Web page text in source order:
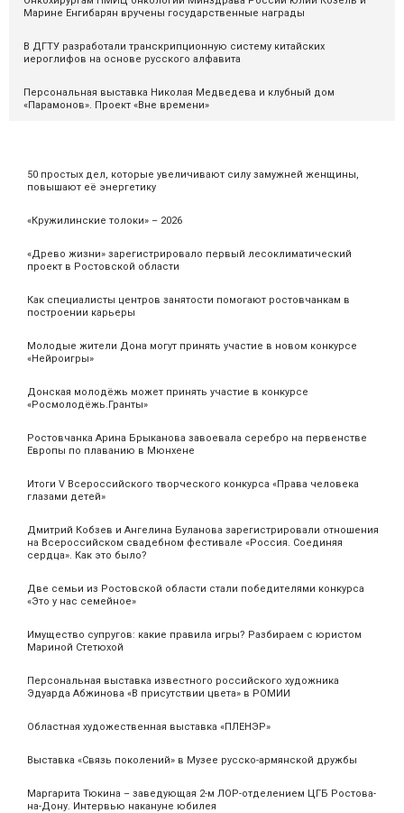
50 простых дел, которые увеличивают силу замужней женщины,
повышают её энергетику
«Кружилинские толоки» – 2026
«Древо жизни» зарегистрировало первый лесоклиматический
проект в Ростовской области
Как специалисты центров занятости помогают ростовчанкам в
построении карьеры
Молодые жители Дона могут принять участие в новом конкурсе
«Нейроигры»
Донская молодёжь может принять участие в конкурсе
«Росмолодёжь.Гранты»
Ростовчанка Арина Брыканова завоевала серебро на первенстве
Европы по плаванию в Мюнхене
Итоги V Всероссийского творческого конкурса «Права человека
глазами детей»
Дмитрий Кобзев и Ангелина Буланова зарегистрировали отношения
на Всероссийском свадебном фестивале «Россия. Соединяя
сердца». Как это было?
Две семьи из Ростовской области стали победителями конкурса
«Это у нас семейное»
Имущество супругов: какие правила игры? Разбираем с юристом
Мариной Стетюхой
Персональная выставка известного российского художника
Эдуарда Абжинова «В присутствии цвета» в РОМИИ
Областная художественная выставка «ПЛЕНЭР»
Выставка «Связь поколений» в Музее русско-армянской дружбы
Маргарита Тюкина – заведующая 2-м ЛОР-отделением ЦГБ Ростова-
на-Дону. Интервью накануне юбилея
Марине Енгибарян вручены государственные награды
В ДГТУ разработали транскрипционную систему китайских
иероглифов на основе русского алфавита
Персональная выставка Николая Медведева и клубный дом
«Парамонов». Проект «Вне времени»